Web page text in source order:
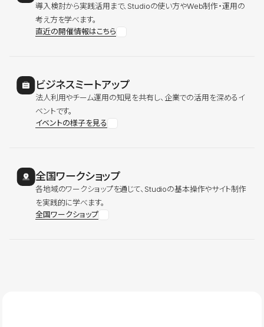
導入検討から実践活用まで、Studioの使い方やWeb制作・運用の
考え方を学べます。
直近の開催情報はこちら
ビジネスミートアップ
法人利用やチーム運用の知見を共有し、企業での活用を深めるイ
ベントです。
イベントの様子を見る
全国ワークショップ
各地域のワークショップを通じて、Studioの基本操作やサイト制作
を実践的に学べます。
全国ワークショップ